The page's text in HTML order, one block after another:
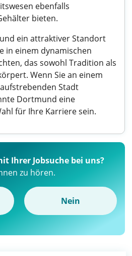
ebenfalls
bieten.
ein attraktiver Standort
in einem dynamischen
das sowohl Tradition als
Wenn Sie an einem
Stadt
Dortmund eine
für Ihre Karriere sein.
Ihrer Jobsuche bei uns?
zu hören.
Nein